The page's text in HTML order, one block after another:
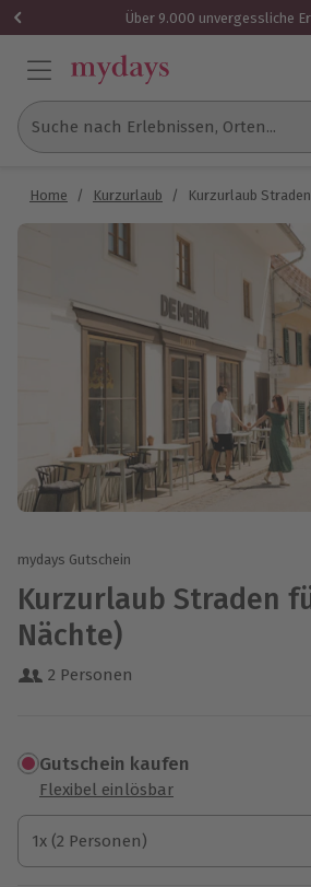
Über 9.000 unvergessliche
Suche nach Erlebnissen, Orten...
Home / Kurzurlaub / Kurzurlaub
mydays Gutschein
Kurzurlaub Straden
Nächte)
2 Personen
Gutschein kaufen
Flexibel einlösbar
1x (2 Personen)
1x (2 Personen)
1x (2 Personen)